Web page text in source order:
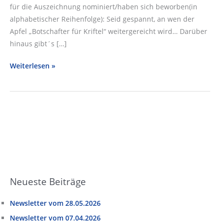
für die Auszeichnung nominiert/haben sich beworben(in
alphabetischer Reihenfolge): Seid gespannt, an wen der
Apfel „Botschafter für Kriftel“ weitergereicht wird… Darüber
hinaus gibt´s […]
Newsletter
19.12.2022
Weiterlesen »
Neueste Beiträge
Newsletter vom 28.05.2026
Newsletter vom 07.04.2026